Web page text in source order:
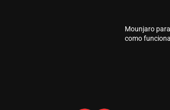
Mounjaro
como